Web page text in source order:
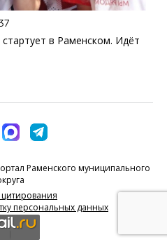
в Раменском. Идёт
Раменского муниципального
персональных данных